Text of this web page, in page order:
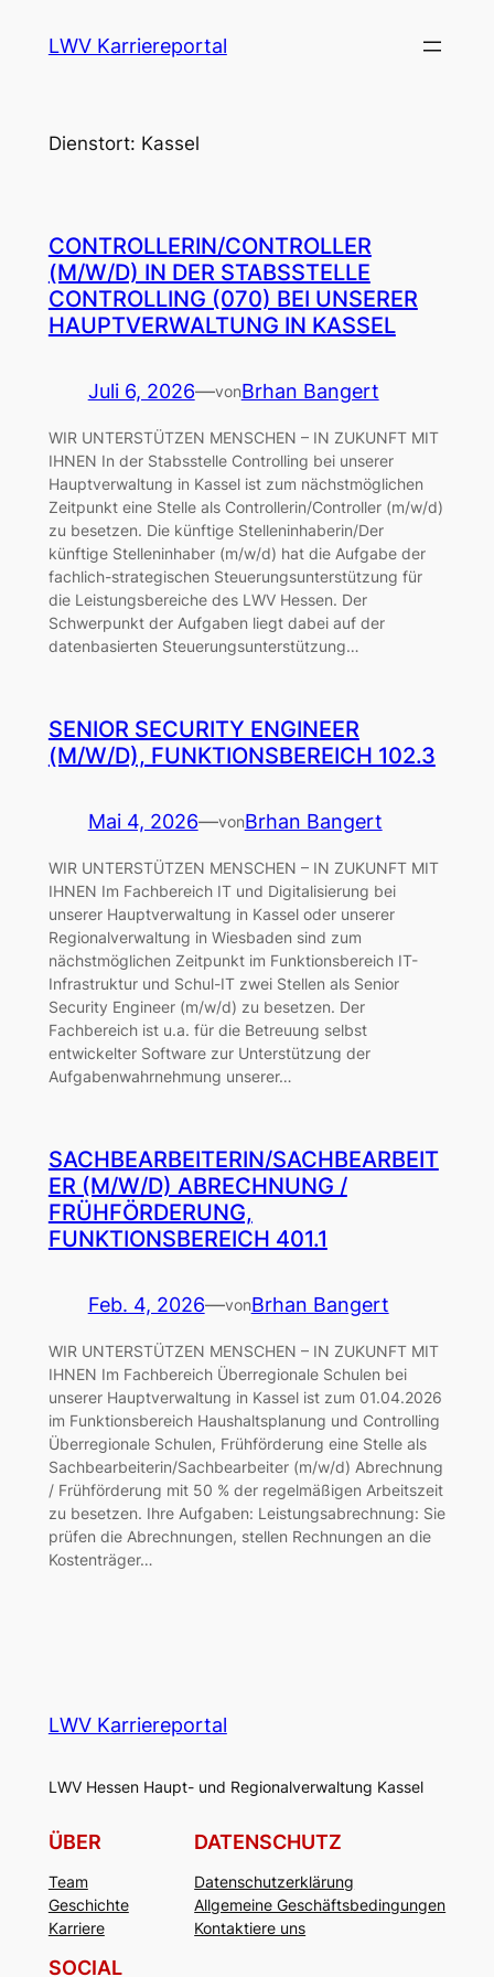
LWV Karriereportal
Dienstort: Kassel
CONTROLLERIN/CONTROLLER
(M/W/D) IN DER STABSSTELLE
CONTROLLING (070) BEI UNSERER
HAUPTVERWALTUNG IN KASSEL
Juli 6, 2026—vonBrhan Bangert
WIR UNTERSTÜTZEN MENSCHEN – IN ZUKUNFT MIT
IHNEN In der Stabsstelle Controlling bei unserer
Hauptverwaltung in Kassel ist zum nächstmöglichen
Zeitpunkt eine Stelle als Controllerin/Controller (m/w/d)
zu besetzen. Die künftige Stelleninhaberin/Der
künftige Stelleninhaber (m/w/d) hat die Aufgabe der
fachlich-strategischen Steuerungsunterstützung für
die Leistungsbereiche des LWV Hessen. Der
Schwerpunkt der Aufgaben liegt dabei auf der
datenbasierten Steuerungsunterstützung…
SENIOR SECURITY ENGINEER
(M/W/D), FUNKTIONSBEREICH 102.3
Mai 4, 2026—vonBrhan Bangert
WIR UNTERSTÜTZEN MENSCHEN – IN ZUKUNFT MIT
IHNEN Im Fachbereich IT und Digitalisierung bei
unserer Hauptverwaltung in Kassel oder unserer
Regionalverwaltung in Wiesbaden sind zum
nächstmöglichen Zeitpunkt im Funktionsbereich IT-
Infrastruktur und Schul-IT zwei Stellen als Senior
Security Engineer (m/w/d) zu besetzen. Der
Fachbereich ist u.a. für die Betreuung selbst
entwickelter Software zur Unterstützung der
Aufgabenwahrnehmung unserer…
SACHBEARBEITERIN/SACHBEARBEIT
ER (M/W/D) ABRECHNUNG /
FRÜHFÖRDERUNG,
FUNKTIONSBEREICH 401.1
Feb. 4, 2026—vonBrhan Bangert
WIR UNTERSTÜTZEN MENSCHEN – IN ZUKUNFT MIT
IHNEN Im Fachbereich Überregionale Schulen bei
unserer Hauptverwaltung in Kassel ist zum 01.04.2026
im Funktionsbereich Haushaltsplanung und Controlling
Überregionale Schulen, Frühförderung eine Stelle als
Sachbearbeiterin/Sachbearbeiter (m/w/d) Abrechnung
/ Frühförderung mit 50 % der regelmäßigen Arbeitszeit
zu besetzen. Ihre Aufgaben: Leistungsabrechnung: Sie
prüfen die Abrechnungen, stellen Rechnungen an die
Kostenträger…
LWV Karriereportal
LWV Hessen Haupt- und Regionalverwaltung Kassel
ÜBER
Team
Geschichte
Karriere
DATENSCHUTZ
Datenschutzerklärung
Allgemeine Geschäftsbedingungen
Kontaktiere uns
SOCIAL